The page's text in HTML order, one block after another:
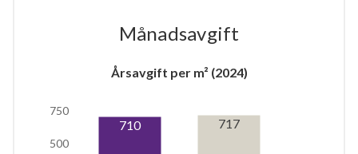
Månadsavgift
Årsavgift per m² (2024)
500
750
710 717